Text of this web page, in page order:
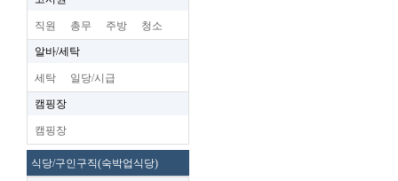
직원 총무 주방 청소
알바/세탁
세탁 일당/시급
캠핑장
캠핑장
식당/구인구직(숙박업식당)